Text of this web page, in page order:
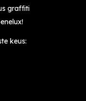
graffiti
keus: